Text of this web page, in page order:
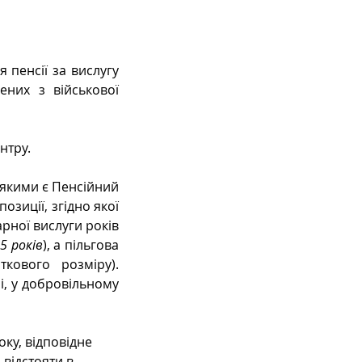
за вислугу
з військової
є Пенсійний
згідно якої
вислуги років
років), а пільгова
розміру).
у добровільному
відповідне